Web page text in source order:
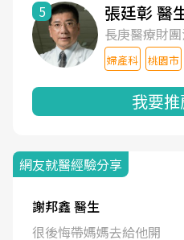
5 張廷彰 醫
長庚醫療財
婦產科 桃園市
我要
網友就醫經驗分享
謝邦鑫 醫生
很後悔帶媽媽去給他開